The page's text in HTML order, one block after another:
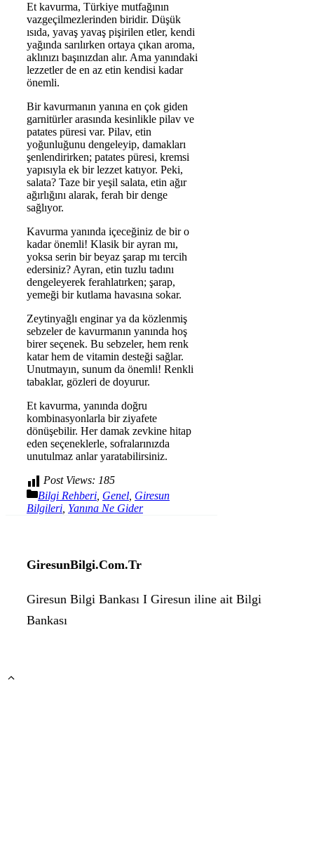
Et kavurma, Türkiye mutfağının
vazgeçilmezlerinden biridir. Düşük
ısıda, yavaş yavaş pişirilen etler, kendi
yağında sarılırken ortaya çıkan aroma,
aklınızı başınızdan alır. Ama yanındaki
lezzetler de en az etin kendisi kadar
önemli.
Bir kavurmanın yanına en çok giden
garnitürler arasında kesinlikle pilav ve
patates püresi var. Pilav, etin
yoğunluğunu dengeleyip, damakları
şenlendirirken; patates püresi, kremsi
yapısıyla ek bir lezzet katıyor. Peki,
salata? Taze bir yeşil salata, etin ağır
ağırlığını alarak, ferah bir denge
sağlıyor.
Kavurma yanında içeceğiniz de bir o
kadar önemli! Klasik bir ayran mı,
yoksa serin bir beyaz şarap mı tercih
edersiniz? Ayran, etin tuzlu tadını
dengeleyerek ferahlatırken; şarap,
yemeği bir kutlama havasına sokar.
Zeytinyağlı enginar ya da közlenmiş
sebzeler de kavurmanın yanında hoş
birer seçenek. Bu sebzeler, hem renk
katar hem de vitamin desteği sağlar.
Unutmayın, sunum da önemli! Renkli
tabaklar, gözleri de doyurur.
Et kavurma, yanında doğru
kombinasyonlarla bir ziyafete
dönüşebilir. Her damak zevkine hitap
eden seçeneklerle, sofralarınızda
unutulmaz anlar yaratabilirsiniz.
Post Views: 185
Kategoriler
Bilgi Rehberi Genel Giresun
Bilgileri Yanına Ne Gider
GiresunBilgi.Com.Tr
Giresun Bilgi Bankası I Giresun iline ait Bilgi
Bankası